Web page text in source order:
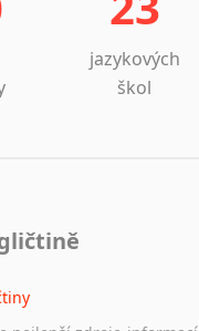
jazykových
škol